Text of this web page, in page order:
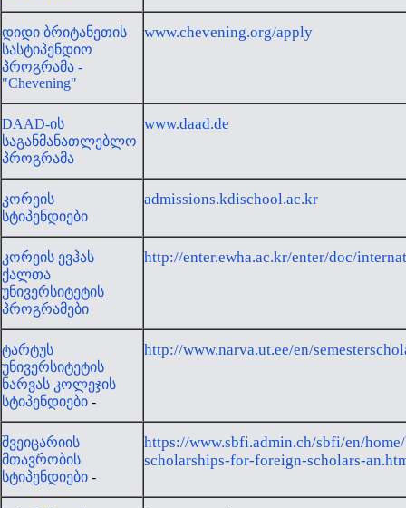
დიდი ბრიტანეთის
სასტიპენდიო
პროგრამა -
"Chevening"
www.chevening.org/apply
DAAD-ის
საგანმანათლებლო
პროგრამა
www.daad.de
კორეის
სტიპენდიები
admissions.kdischool.ac.kr
კორეის ევჰას
ქალთა
უნივერსიტეტის
პროგრამები
http://enter.ewha.ac.kr/enter/doc/
ტარტუს
უნივერსიტეტის
ნარვას კოლეჯის
სტიპენდიები -
http://www.narva.ut.ee/en/
შვეიცარიის
მთავრობის
სტიპენდიები -
https://www.sbfi.admin.ch/sbfi/en/
scholarships-for-foreign-scholars-